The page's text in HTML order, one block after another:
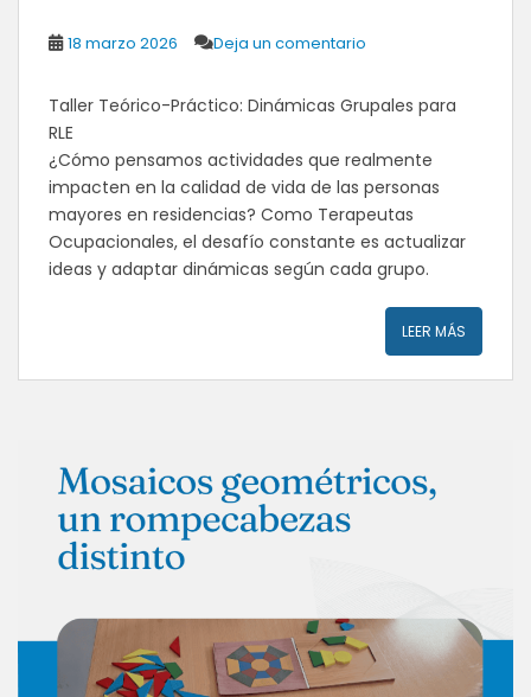
18 marzo 2026 Deja un comentario
Taller Teórico-Práctico: Dinámicas Grupales para
RLE
​¿Cómo pensamos actividades que realmente
impacten en la calidad de vida de las personas
mayores en residencias? Como Terapeutas
Ocupacionales, el desafío constante es actualizar
ideas y adaptar dinámicas según cada grupo.
LEER MÁS